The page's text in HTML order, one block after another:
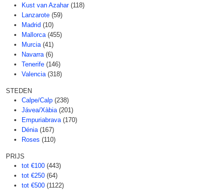
Kust van Azahar (118)
Lanzarote (59)
Madrid (10)
Mallorca (455)
Murcia (41)
Navarra (6)
Tenerife (146)
Valencia (318)
STEDEN
Calpe/Calp (238)
Jávea/Xàbia (201)
Empuriabrava (170)
Dénia (167)
Roses (110)
PRIJS
tot €100 (443)
tot €250 (64)
tot €500 (1122)